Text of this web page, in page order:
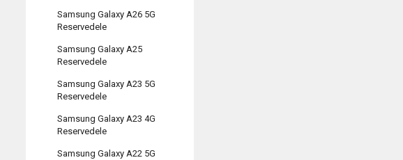
Samsung Galaxy A26 5G
Reservedele
Samsung Galaxy A25
Reservedele
Samsung Galaxy A23 5G
Reservedele
Samsung Galaxy A23 4G
Reservedele
Samsung Galaxy A22 5G